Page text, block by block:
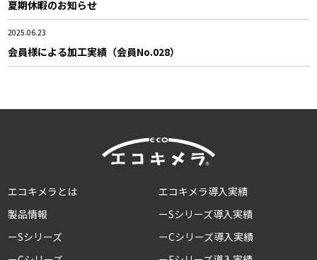
夏期休暇のお知らせ
2025.06.23
会員様による加工実績（会員No.028）
エコキメラとは
製品情報
ーSシリーズ
エコキメラ導入実績
ーSシリーズ導入実績
ーCシリーズ導入実績